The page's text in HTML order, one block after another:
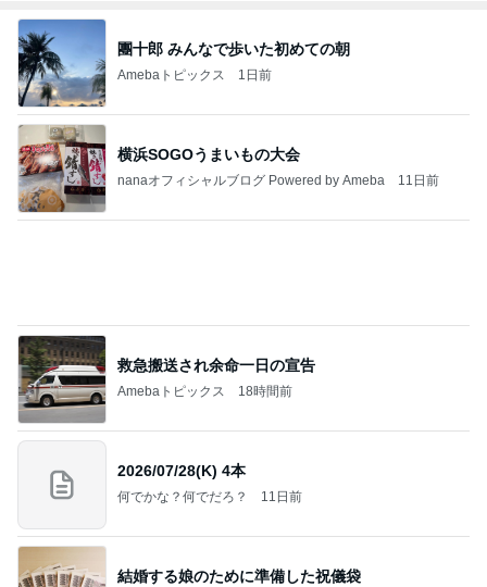
團十郎 みんなで歩いた初めての朝
Amebaトピックス 1日前
横浜SOGOうまいもの大会
nanaオフィシャルブログ Powered by Ameba 11日前
救急搬送され余命一日の宣告
Amebaトピックス 18時間前
2026/07/28(K) 4本
何でかな？何でだろ？ 11日前
結婚する娘のために準備した祝儀袋